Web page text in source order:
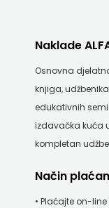
NAŠA
OGNJIŠTA
NOVOTEKS
ODEON
Naklade
Osnovna
knjiga,
edukativnih
izdavačka kuća
kompletan
Način
• Plaćajte on-